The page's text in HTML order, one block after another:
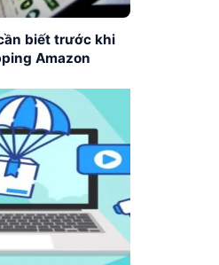
biết trước khi
Amazon